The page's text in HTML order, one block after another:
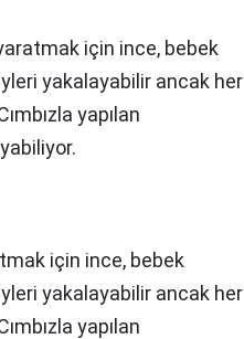
için ince, bebek
yakalayabilir ancak her
yapılan
için ince, bebek
yakalayabilir ancak her
yapılan